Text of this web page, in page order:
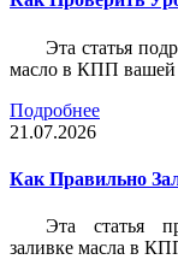
Эта статья
масло в КПП
Подробнее
21.07.2026
Как Правильно
Эта статья
заливке масла в